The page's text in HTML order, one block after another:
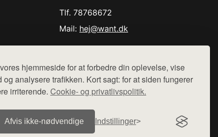
hjemmeside for at forbedre din oplevelse, vise
analysere trafikken. Kort sagt: for at siden fungerer
irriterende. Cookie- og privatlivspolitik.
Afvis ikke‑nødvendige Indstillinger
Tlf. 78768672
Mail: hej@want.dk
ikke varer fra denne side - vi henviser til de shops,